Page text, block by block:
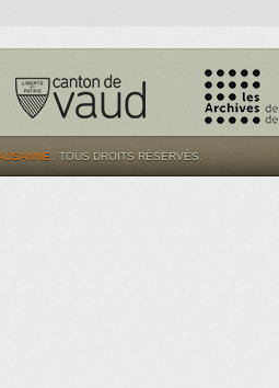
. TOUS DROITS RÉSERVÉS.